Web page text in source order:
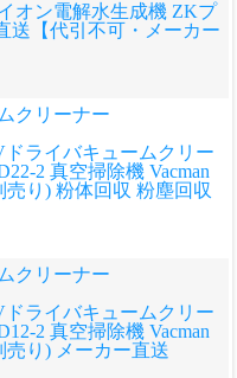
オン電解水生成機 ZKプ
送【代引不可・メーカー
クリーナー
ライバキュームクリー
2 真空掃除機 Vacman
り) 粉体回収 粉塵回収
クリーナー
ライバキュームクリー
2 真空掃除機 Vacman
り) メーカー直送